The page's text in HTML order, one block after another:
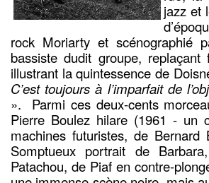
jazz et
rock Moriarty et scénographié
bassiste dudit groupe,
illustrant la quintessence de
C’est toujours à l’imparfait de
». Parmi ces deux-cents
Pierre Boulez hilare (1961 - un
machines futuristes, de Bernard
Somptueux portrait de
Patachou, de Piaf en contre-